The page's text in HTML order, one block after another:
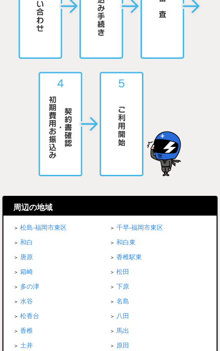
周辺の地域
松島-福岡市東区
千早-福岡市東区
和白
和白東
唐原
香椎駅東
箱崎
松田
多の津
下原
水谷
名島
松香台
八田
香椎
馬出
土井
原田